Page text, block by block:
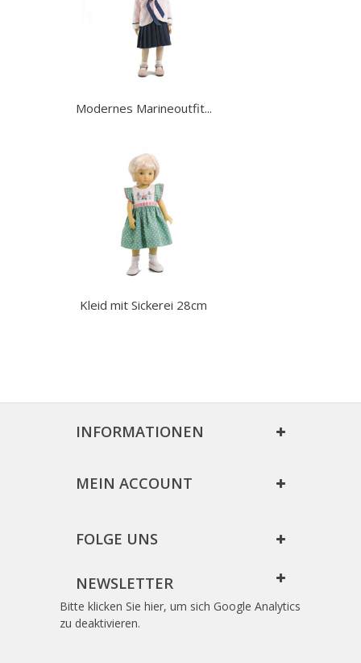
Modernes Marineoutfit...
Kleid mit Sickerei 28cm
INFORMATIONEN
MEIN ACCOUNT
FOLGE UNS
NEWSLETTER
Bitte klicken Sie hier, um sich Google Analytics
zu deaktivieren.